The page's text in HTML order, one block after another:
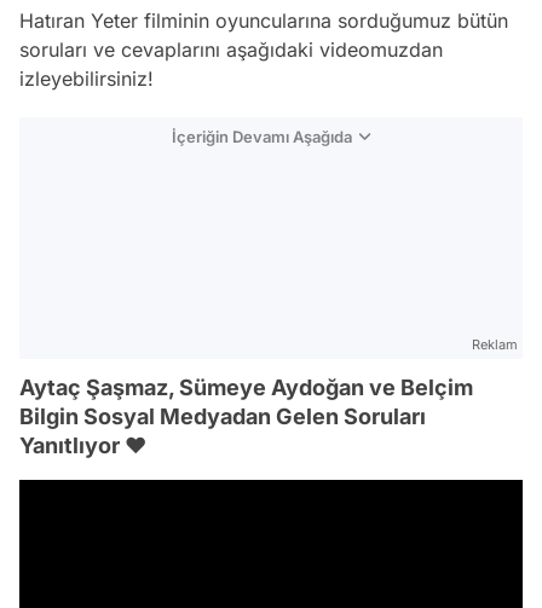
Hatıran Yeter filminin oyuncularına sorduğumuz bütün
soruları ve cevaplarını aşağıdaki videomuzdan
izleyebilirsiniz!
İçeriğin Devamı Aşağıda
Reklam
Aytaç Şaşmaz, Sümeye Aydoğan ve Belçim
Bilgin Sosyal Medyadan Gelen Soruları
Yanıtlıyor ❤️